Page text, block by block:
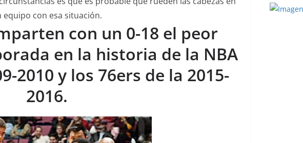
equipo con esa situación.
con un 0-18 el peor
en la historia de la NBA
2010 y los 76ers de la 2015-
2016.